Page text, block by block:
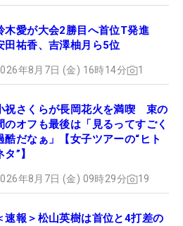
木愛が大会2勝目へ首位T発進
田祐香、吉澤柚月ら5位
年8月7日 (金) 16時14分 1
祝さくらが長岡花火を満喫 束の
のオフも最後は「見るってすごく
酷だなぁ」【女子ツアーの“ヒト
タ”】
年8月7日 (金) 09時29分 19
速報＞松山英樹は首位と4打差の